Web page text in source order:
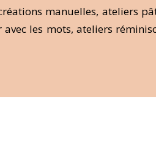
manuelles, ateliers
les mots, ateliers